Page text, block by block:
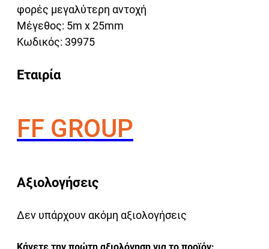
φορές μεγαλύτερη αντοχή
Μέγεθος: 5m x 25mm
Κωδικός: 39975
Εταιρία
FF GROUP
Αξιολογήσεις
Δεν υπάρχουν ακόμη αξιολογήσεις